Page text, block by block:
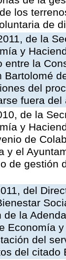
los
de
de la
y
entre la
Bartolomé
del
fuera
de la
y
de
y el
de gestión
del
la
Economía
del
del citado